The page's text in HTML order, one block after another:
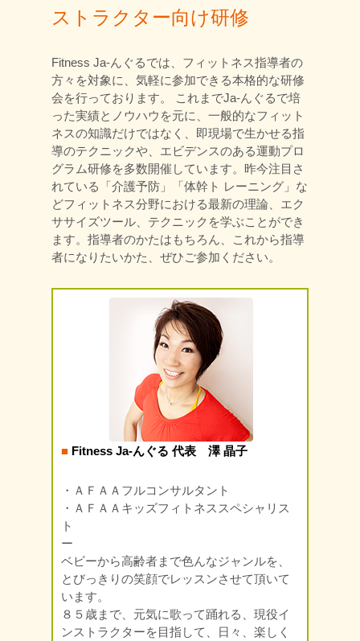
ストラクター向け研修
Fitness Ja-んぐるでは、フィットネス指導者の
方々を対象に、気軽に参加できる本格的な研修
会を行っております。 これまでJa-んぐるで培
った実績とノウハウを元に、一般的なフィット
ネスの知識だけではなく、即現場で生かせる指
導のテクニックや、エビデンスのある運動プロ
グラム研修を多数開催しています。昨今注目さ
れている「介護予防」「体幹ト レーニング」な
どフィットネス分野における最新の理論、エク
ササイズツール、テクニックを学ぶことができ
ます。指導者のかたはもちろん、これから指導
者になりたいかた、ぜひご参加ください。
■ Fitness Ja-んぐる 代表 澤 晶子
・ＡＦＡＡフルコンサルタント
・ＡＦＡＡキッズフィトネススペシャリス
ト
ー
ベビーから高齢者まで色んなジャンルを、
とびっきりの笑顔でレッスンさせて頂いて
います。
８５歳まで、元気に歌って踊れる、現役イ
ンストラクターを目指して、日々、楽しく